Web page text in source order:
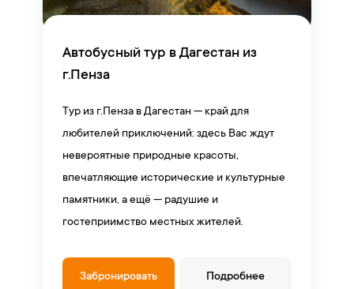
Автобусный тур в Дагестан из
г.Пенза
Тур из г.Пенза в Дагестан — край для
любителей приключений: здесь Вас ждут
невероятные природные красоты,
впечатляющие исторические и культурные
памятники, а ещё — радушие и
гостеприимство местных жителей.
Забронировать Подробнее